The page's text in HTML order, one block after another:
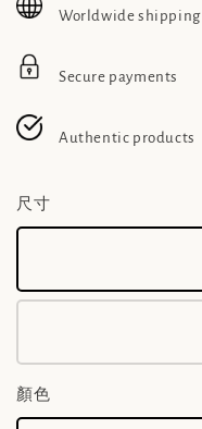
Worldwide shipping
Secure payments
Authentic products
尺寸
顏色